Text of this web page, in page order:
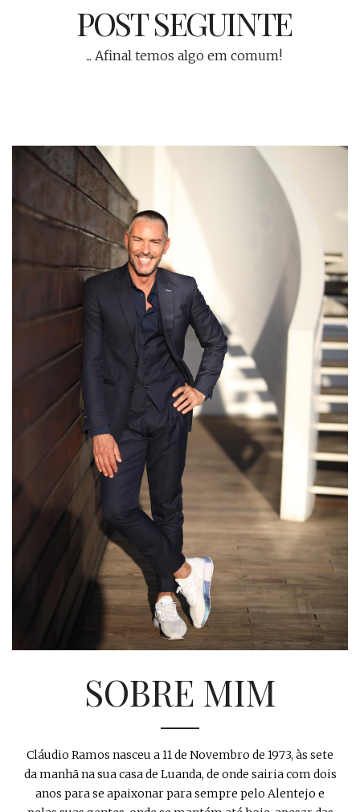
POST SEGUINTE
... Afinal temos algo em comum!
SOBRE MIM
Cláudio Ramos nasceu a 11 de Novembro de 1973, às sete
da manhã na sua casa de Luanda, de onde sairia com dois
anos para se apaixonar para sempre pelo Alentejo e